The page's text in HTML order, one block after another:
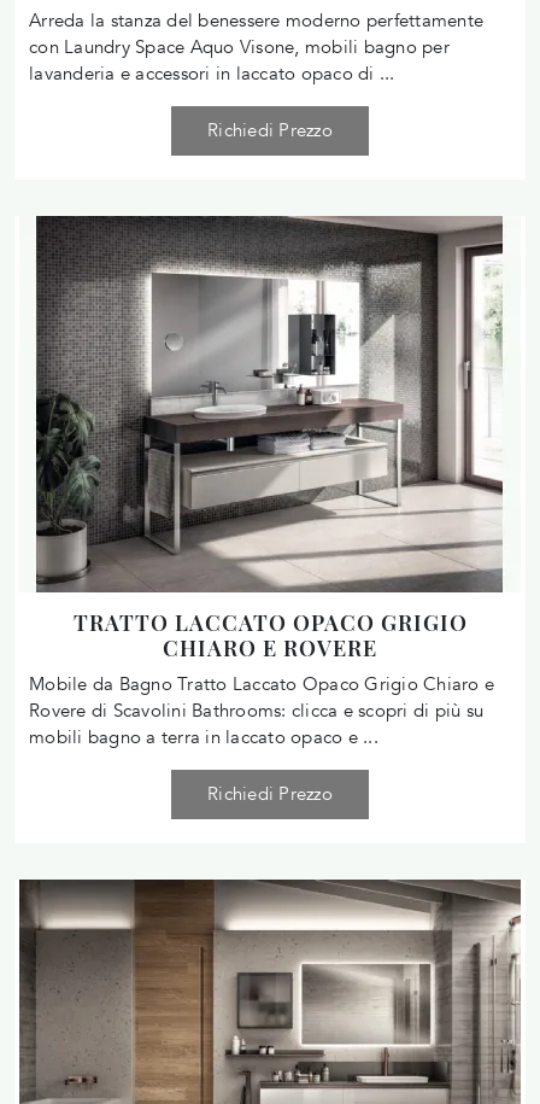
Arreda la stanza del benessere moderno perfettamente
con Laundry Space Aquo Visone, mobili bagno per
lavanderia e accessori in laccato opaco di ...
Richiedi Prezzo
TRATTO LACCATO OPACO GRIGIO
CHIARO E ROVERE
Mobile da Bagno Tratto Laccato Opaco Grigio Chiaro e
Rovere di Scavolini Bathrooms: clicca e scopri di più su
mobili bagno a terra in laccato opaco e ...
Richiedi Prezzo